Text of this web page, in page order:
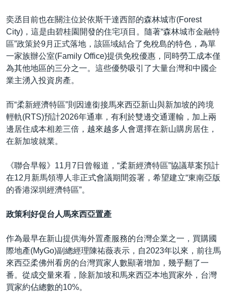
奕丞目前也在關注位於依斯干達西部的森林城市(Forest
City)，這是由碧桂園開發的住宅項目。隨著“森林城市金融特
區”政策於9月正式落地，該區域結合了免稅島的特色，為單
一家族辦公室(Family Office)提供免稅優惠，同時勞工成本僅
為其他地區的三分之一。這些優勢吸引了大量台灣和中國企
業主湧入投資房產。
而“柔新經濟特區”則因連銜接馬來西亞新山與新加坡的跨境
輕軌(RTS)預計2026年通車，有利於雙邊交通運輸，加上兩
邊居住成本相差三倍，越來越多人會選擇在新山購房居住，
在新加坡就業。
《聯合早報》11月7日曾報道，“柔新經濟特區”協議草案預計
在12月新馬領導人非正式會議期間簽署，希望建立“東南亞版
的香港深圳經濟特區”。
政策利好促台人馬來西亞置產
作為最早在新山提供海外置產服務的台灣企業之一，買購國
際地產(MyGo)副總經理陳祐薇表示，自2023年以來，前往馬
來西亞柔佛州看房的台灣買家人數顯著增加，幾乎翻了一
番。從成交量來看，除新加坡和馬來西亞本地買家外，台灣
買家約佔總數的10%。